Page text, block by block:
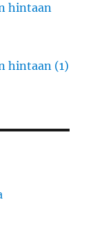
hintaan
hintaan (1)